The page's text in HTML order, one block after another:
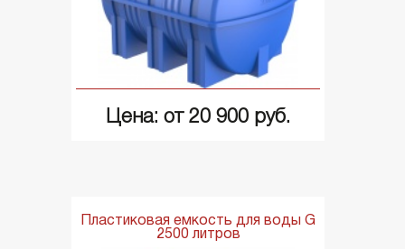
Цена: от 20 900 руб.
Пластиковая емкость для воды G
2500 литров